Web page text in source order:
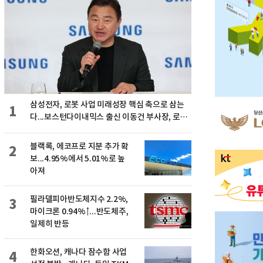
삼성전자, 로봇 사업 미래성장 핵심 축으로 삼는
다...보스턴다이내믹스 출신 이동건 부사장, 로보
1
블랙록, 에코프로 지분 추가 확
보...4.95%에서 5.01%로 높
아져
2
필라델피아반도체지수 2.2%,
마이크론 0.94%↑...반도체주,
일제히 반등
3
한화오션, 캐나다 잠수함 사업
4